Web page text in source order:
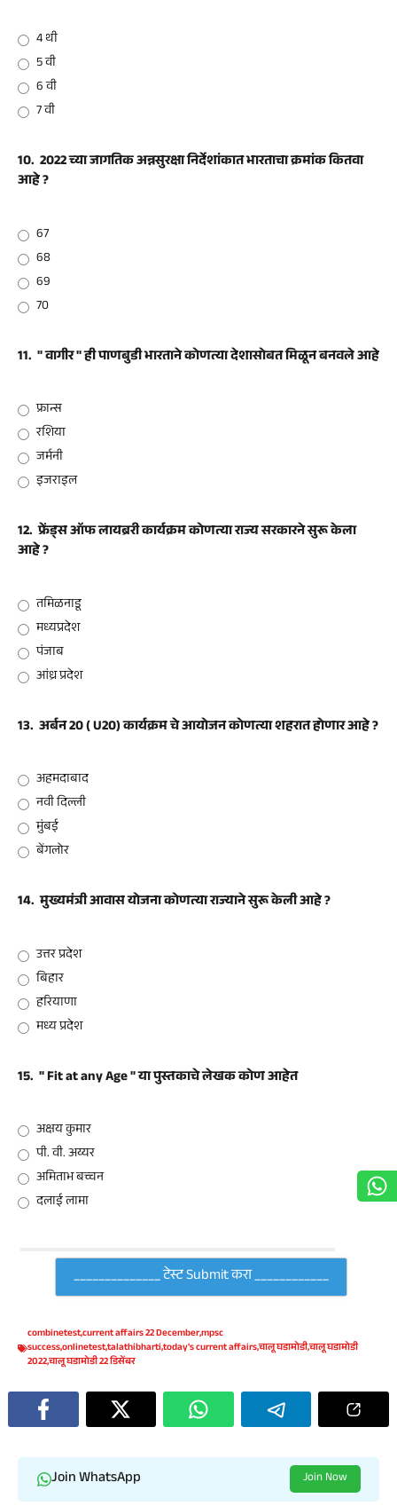
4 थी
5 वी
6 वी
7 वी
10. 2022 च्या जागतिक अन्नसुरक्षा निर्देशांकात भारताचा क्रमांक कितवा
आहे ?
67
68
69
70
11. " वागीर " ही पाणबुडी भारताने कोणत्या देशासोबत मिळून बनवले आहे
फ्रान्स
रशिया
जर्मनी
इजराइल
12. फ्रेंड्स ऑफ लायब्ररी कार्यक्रम कोणत्या राज्य सरकारने सुरू केला
आहे ?
तमिळनाडू
मध्यप्रदेश
पंजाब
आंध्र प्रदेश
13. अर्बन 20 ( U20) कार्यक्रम चे आयोजन कोणत्या शहरात होणार आहे ?
अहमदाबाद
नवी दिल्ली
मुंबई
बेंगलोर
14. मुख्यमंत्री आवास योजना कोणत्या राज्याने सुरू केली आहे ?
उत्तर प्रदेश
बिहार
हरियाणा
मध्य प्रदेश
15. " Fit at any Age " या पुस्तकाचे लेखक कोण आहेत
अक्षय कुमार
पी. वी. अय्यर
अमिताभ बच्चन
दलाई लामा
combinetest,current affairs 22 December,mpsc
success,onlinetest,talathibharti,today's current affairs,चालू घडामोडी,चालू घडामोडी
2022,चालू घडामोडी 22 डिसेंबर
Join WhatsApp Join Now